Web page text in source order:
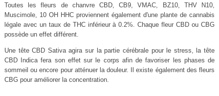
Toutes les fleurs de chanvre CBD, CB9, VMAC, BZ10, THV N10,
Muscimole, 10 OH HHC proviennent également d'une plante de cannabis
légale avec un taux de THC inférieur à 0.2%. Chaque fleur CBD ou CBG
possède un effet différent.
Une tête CBD Sativa agira sur la partie cérébrale pour le stress, la tête
CBD Indica fera son effet sur le corps afin de favoriser les phases de
sommeil ou encore pour atténuer la douleur. Il existe également des fleurs
CBG pour améliorer la concentration.